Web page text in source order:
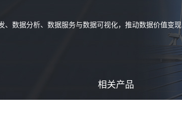
数据分析、数据服务与数据可视化，推动数据价值变现
相关产品